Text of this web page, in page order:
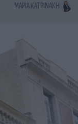
ΜΑΡΊΑ ΚΑΤΡΙΝΆΚΗ